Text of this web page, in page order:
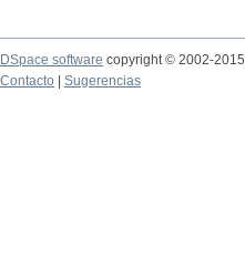
DSpace software copyright © 2002-2015
Contacto
Sugerencias